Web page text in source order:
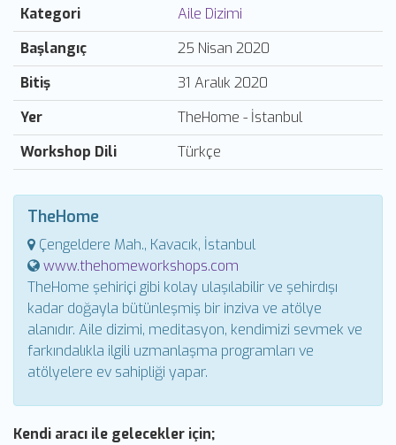
Kategori
Aile Dizimi
Başlangıç
25 Nisan 2020
Bitiş
31 Aralık 2020
Yer
TheHome - İstanbul
Workshop Dili
Türkçe
TheHome
Çengeldere Mah., Kavacık, İstanbul
www.thehomeworkshops.com
TheHome şehiriçi gibi kolay ulaşılabilir ve şehirdışı
kadar doğayla bütünleşmiş bir inziva ve atölye
alanıdır. Aile dizimi, meditasyon, kendimizi sevmek ve
farkındalıkla ilgili uzmanlaşma programları ve
atölyelere ev sahipliği yapar.
Kendi aracı ile gelecekler için;